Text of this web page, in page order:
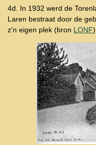
4d. In 1932 werd de
Laren bestraat door de
z'n eigen plek (bron LONF)